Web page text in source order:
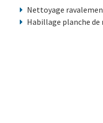
Nettoyage
Habillage planche de